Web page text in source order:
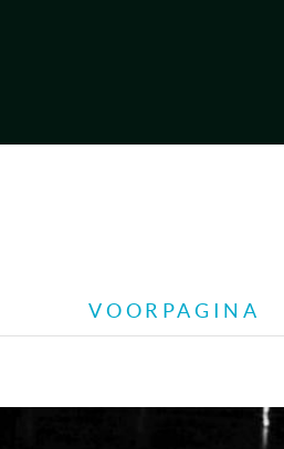
VOORPAGINA